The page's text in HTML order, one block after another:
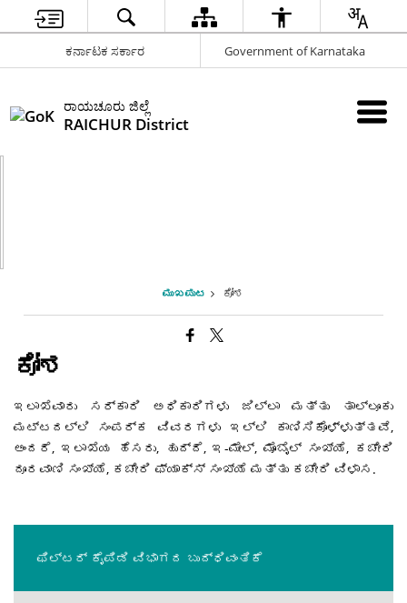
ಕರ್ನಾಟಕ ಸರ್ಕಾರ Government of Karnataka
ರಾಯಚೂರು ಜಿಲ್ಲೆ
RAICHUR District
ಮುಖಪುಟ ಕೋಶ
ಕೋಶ
ಇಲಾಖೆವಾರು ಸರ್ಕಾರಿ ಅಧಿಕಾರಿಗಳು ಜಿಲ್ಲಾ ಮತ್ತು ತಾಲ್ಲೂಕು
ಮಟ್ಟದಲ್ಲಿ ಸಂಪರ್ಕ ವಿವರಗಳು ಇಲ್ಲಿ ಕಾಣಿಸಿಕೊಳ್ಳುತ್ತವೆ,
ಅಂದರೆ, ಇಲಾಖೆಯ ಹೆಸರು, ಹುದ್ದೆ, ಇ-ಮೇಲ್, ಮೊಬೈಲ್ ಸಂಖ್ಯೆ, ಕಚೇರಿ
ದೂರವಾಣಿ ಸಂಖ್ಯೆ, ಕಚೇರಿ ಫ್ಯಾಕ್ಸ್ ಸಂಖ್ಯೆ ಮತ್ತು ಕಚೇರಿ ವಿಳಾಸ.
ಫಿಲ್ಟರ್ ಕೈಪಿಡಿ ವಿಭಾಗದ ಬುದ್ಧಿವಂತಿಕೆ